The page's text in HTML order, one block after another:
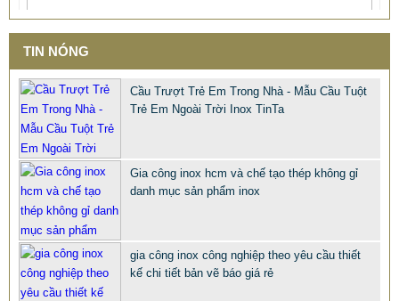
CHỤP INOX PHỤ KIỆN LAN CAN CẦU THANG TRANG TRÍ
68.668 VNĐ66.789 VNĐ
SP: PHU KIEN CHUP CHAN INOX 316 201 304 XI MA VANG
TIN NÓNG
Cầu Trượt Trẻ Em Trong Nhà - Mẫu Cầu Tuột
Trẻ Em Ngoài Trời Inox TinTa
Gia công inox hcm và chế tạo thép không gỉ
danh mục sản phẩm inox
gia công inox công nghiệp theo yêu cầu thiết
kế chi tiết bản vẽ báo giá rẻ